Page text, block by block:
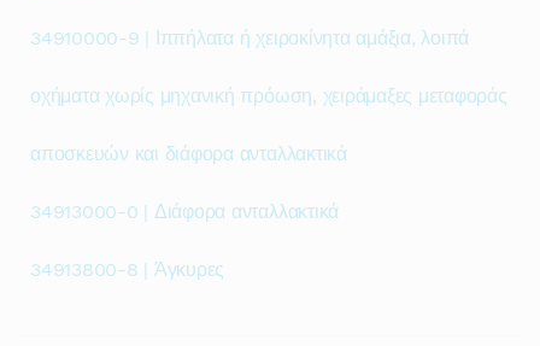
34910000-9 | Ιππήλατα ή χειροκίνητα αμάξια, λοιπά
οχήματα χωρίς μηχανική πρόωση, χειράμαξες μεταφοράς
αποσκευών και διάφορα ανταλλακτικά
34913000-0 | Διάφορα ανταλλακτικά
34913800-8 | Άγκυρες